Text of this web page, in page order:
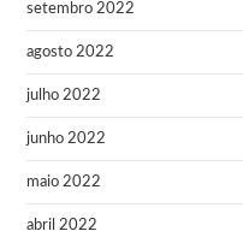
setembro 2022
agosto 2022
julho 2022
junho 2022
maio 2022
abril 2022